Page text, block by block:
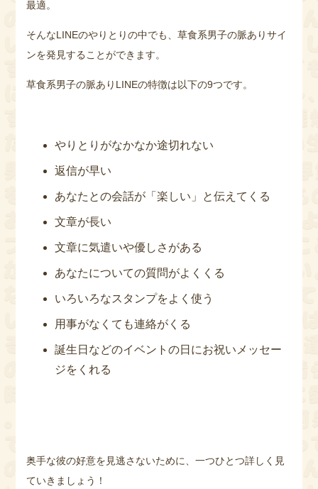
最適。
そんなLINEのやりとりの中でも、草食系男子の脈ありサイ
ンを発見することができます。
草食系男子の脈ありLINEの特徴は以下の9つです。
やりとりがなかなか途切れない
返信が早い
あなたとの会話が「楽しい」と伝えてくる
文章が長い
文章に気遣いや優しさがある
あなたについての質問がよくくる
いろいろなスタンプをよく使う
用事がなくても連絡がくる
誕生日などのイベントの日にお祝いメッセー
ジをくれる
奥手な彼の好意を見逃さないために、一つひとつ詳しく見
ていきましょう！